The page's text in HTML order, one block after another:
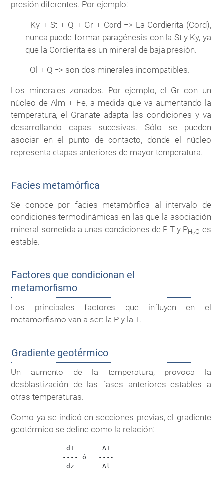
presión diferentes. Por ejemplo:
- Ky + St + Q + Gr + Cord => La Cordierita (Cord),
nunca puede formar paragénesis con la St y Ky, ya
que la Cordierita es un mineral de baja presión.
- Ol + Q => son dos minerales incompatibles.
Los minerales zonados. Por ejemplo, el Gr con un
núcleo de Alm + Fe, a medida que va aumentando la
temperatura, el Granate adapta las condiciones y va
desarrollando capas sucesivas. Sólo se pueden
asociar en el punto de contacto, donde el núcleo
representa etapas anteriores de mayor temperatura.
Facies metamórfica
Se conoce por facies metamórfica al intervalo de
condiciones termodinámicas en las que la asociación
mineral sometida a unas condiciones de P, T y PH2O es
estable.
Factores que condicionan el
metamorfismo
Los principales factores que influyen en el
metamorfismo van a ser: la P y la T.
Gradiente geotérmico
Un aumento de la temperatura, provoca la
desblastización de las fases anteriores estables a
otras temperaturas.
Como ya se indicó en secciones previas, el gradiente
geotérmico se define como la relación:
              dT       ΔT
             ---- ó   ----
              dz       Δl